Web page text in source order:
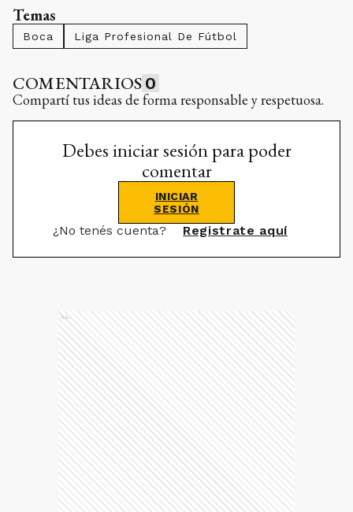
Temas
Boca Liga Profesional De Fútbol
COMENTARIOS 0
Compartí tus ideas de forma responsable y respetuosa.
Debes iniciar sesión para poder
comentar
INICIAR
SESIÓN
¿No tenés cuenta? Registrate aquí
Ads